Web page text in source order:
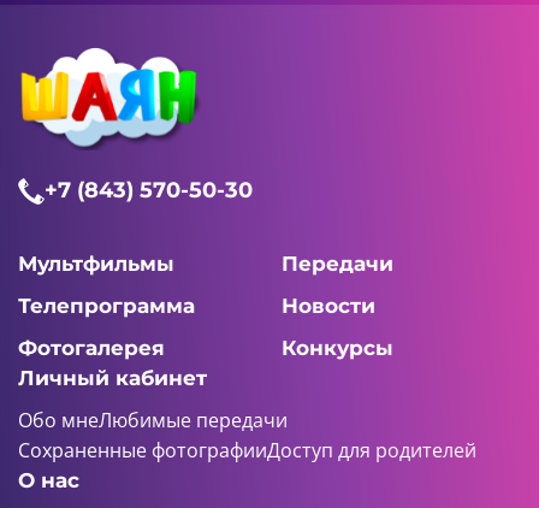
+7 (843) 570-50-30
Мультфильмы
Передачи
Телепрограмма
Новости
Фотогалерея
Конкурсы
Личный кабинет
Обо мнеЛюбимые передачи
Сохраненные фотографииДоступ для родителей
О нас